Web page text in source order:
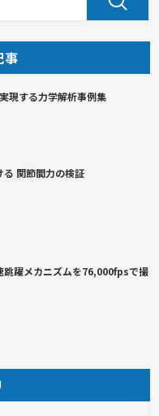
事
現する力学解析事例集
る 関節間力の検証
跳躍メカニズムを76,000fpsで撮